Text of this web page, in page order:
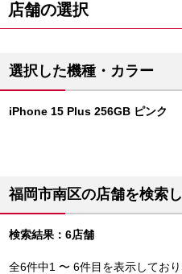
店舗の選択
選択した機種・カラー
iPhone 15 Plus 256GB ピンク
福岡市南区の店舗を検索
検索結果：6店舗
全6件中1 〜 6件目を表示してお